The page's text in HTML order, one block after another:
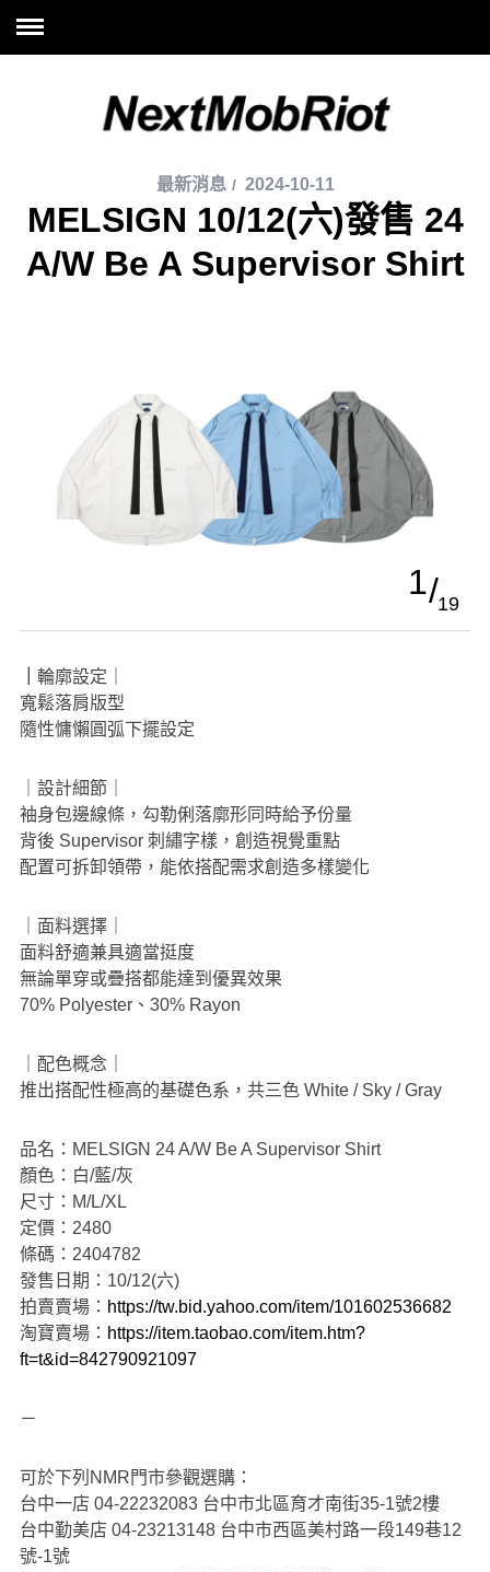
最新消息 2024-10-11
MELSIGN 10/12(六)發售 24
A/W Be A Supervisor Shirt
1
19
｜輪廓設定｜
寬鬆落肩版型
隨性慵懶圓弧下擺設定
｜設計細節｜
袖身包邊線條，勾勒俐落廓形同時給予份量
背後 Supervisor 刺繡字樣，創造視覺重點
配置可拆卸領帶，能依搭配需求創造多樣變化
｜面料選擇｜
面料舒適兼具適當挺度
無論單穿或疊搭都能達到優異效果
70% Polyester、30% Rayon
｜配色概念｜
推出搭配性極高的基礎色系，共三色 White / Sky / Gray
品名：MELSIGN 24 A/W Be A Supervisor Shirt
顏色：白/藍/灰
尺寸：M/L/XL
定價：2480
條碼：2404782
發售日期：10/12(六)
拍賣賣場： https://tw.bid.yahoo.com/item/101602536682
淘寶賣場： https://item.taobao.com/item.htm?
ft=t&id=842790921097
－
可於下列NMR門市參觀選購：
台中一店 04-22232083 台中市北區育才南街35-1號2樓
台中勤美店 04-23213148 台中市西區美村路一段149巷12
號-1號